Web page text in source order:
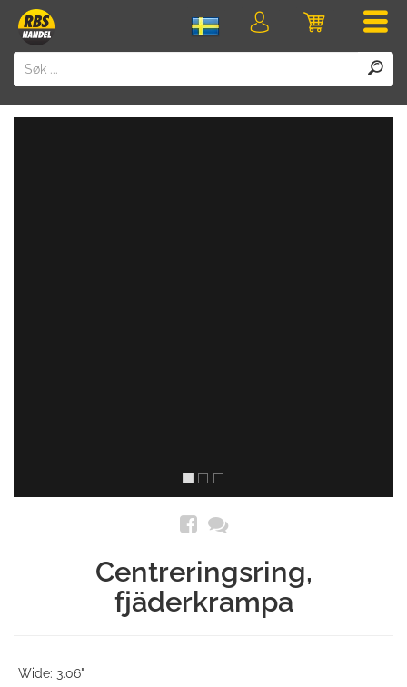
Varukorg
Logga
Centreringsring,
fjäderkrampa
Wide: 3.06"